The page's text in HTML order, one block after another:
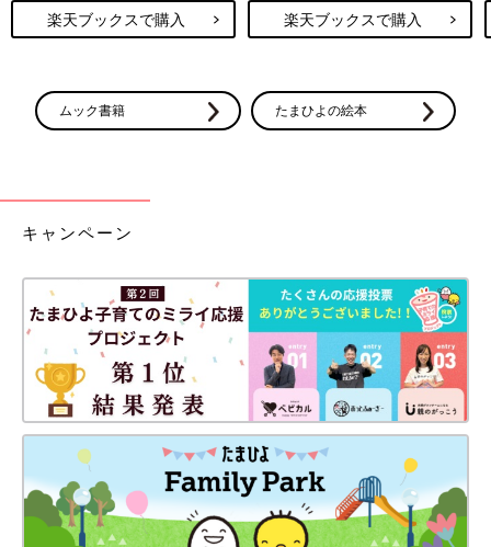
楽天ブックスで購入 楽天ブックスで購入
ムック書籍 たまひよの絵本
キャンペーン